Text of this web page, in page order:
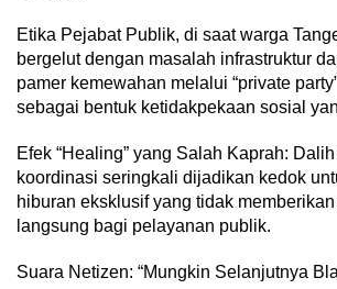
Etika Pejabat Publik, di saat warga
bergelut dengan masalah infrastruktur
pamer kemewahan melalui “private
sebagai bentuk ketidakpekaan sosial
Efek “Healing” yang Salah Kaprah:
koordinasi seringkali dijadikan kedok
hiburan eksklusif yang tidak
langsung bagi pelayanan publik.
Suara Netizen: “Mungkin Selanjutnya